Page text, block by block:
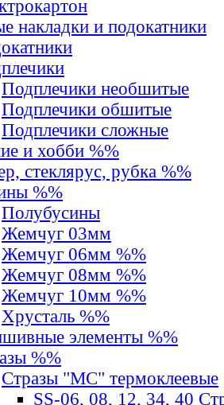
накладки и подокатники
Подплечики необшитые
Подплечики обшитые
Подплечики сложные
и хобби %%
стеклярус, рубка %%
%%
Полубусины
Жемчуг 03мм
Жемчуг 06мм %%
Жемчуг 08мм %%
Жемчуг 10мм %%
Хрусталь %%
элементы %%
%%
Стразы "MС" термоклеевые
SS-06, 08, 12, 34, 40